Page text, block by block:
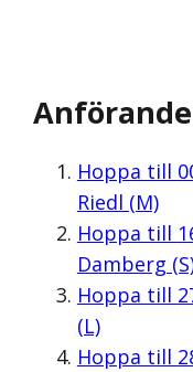
Hoppa till
Riedl (M)
Hoppa till
Damberg
Hoppa till
(L)
Hoppa till